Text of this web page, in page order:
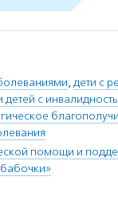
, дети с
детей с
помощи и